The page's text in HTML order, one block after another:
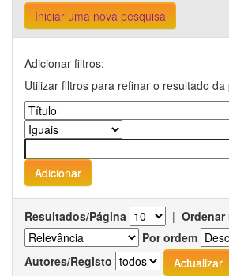
Iniciar uma nova pesquisa
Adicionar filtros:
Utilizar filtros para refinar o resultado da
Resultados/Página |
Por ordem
Autores/Registo